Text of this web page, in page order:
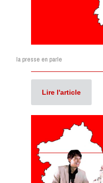
la presse en parle
Lire l'article